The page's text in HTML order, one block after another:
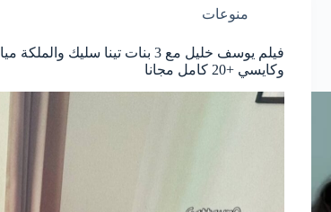
منوعات
فيلم يوسف خليل مع 3 بنات تينا سليك والملكة ميا
وكايسي +20 كامل مجانا